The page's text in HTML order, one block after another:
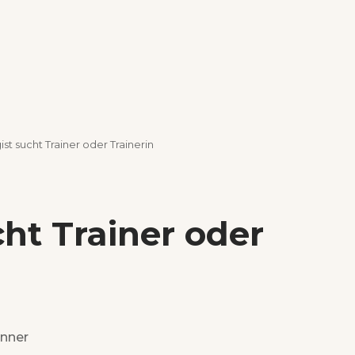
sucht Trainer oder Trainerin
Trainer oder